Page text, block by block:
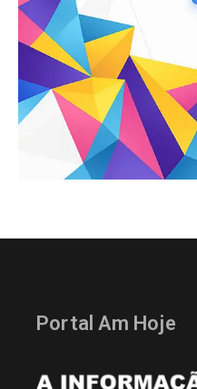
Portal Am Hoje